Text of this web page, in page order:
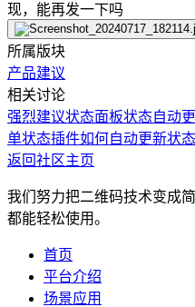
现，能再发一下吗
所属版块
产品建议
相关讨论
强烈建议状态面板状态自动
单状态插件如何自动更新状态
返回社区主页
我们努力把二维码技术变成
都能轻松使用。
首页
平台介绍
场景应用